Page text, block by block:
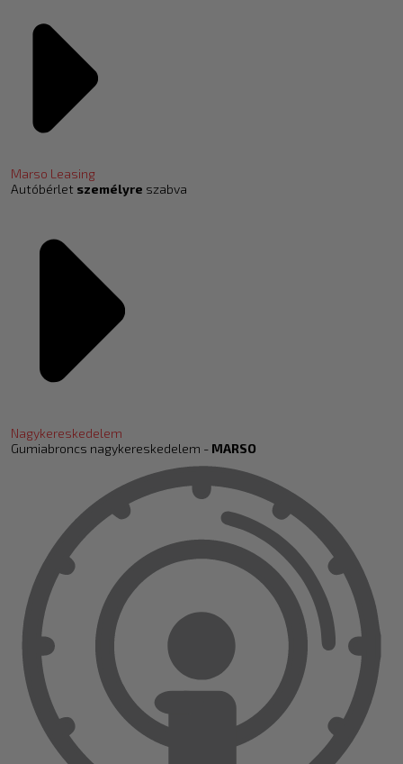
Marso Leasing
Autóbérlet személyre szabva
Nagykereskedelem
Gumiabroncs nagykereskedelem - MARSO